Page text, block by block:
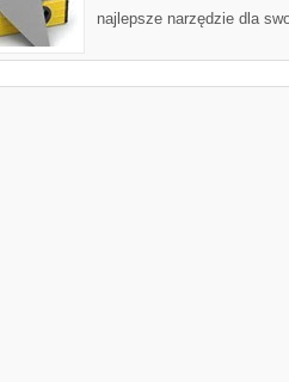
najlepsze narzędzie dla